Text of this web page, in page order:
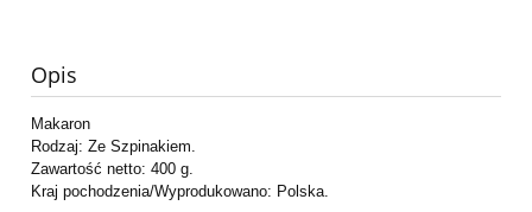
Opis
Makaron
Rodzaj: Ze Szpinakiem.
Zawartość netto: 400 g.
Kraj pochodzenia/Wyprodukowano: Polska.